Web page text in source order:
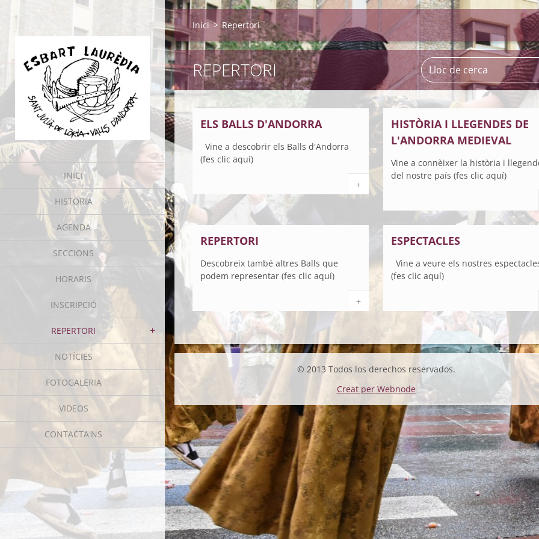
INICI
HISTÒRIA
AGENDA
SECCIONS
HORARIS
INSCRIPCIÓ
REPERTORI
NOTÍCIES
FOTOGALERIA
VIDEOS
CONTACTA'NS
Inici > Repertori
REPERTORI
ELS BALLS D'ANDORRA
Vine a descobrir els Balls d'Andorra
(fes clic aquí)
+
HISTÒRIA I LLEGENDES DE
L'ANDORRA MEDIEVAL
Vine a connèixer la història i
del nostre país (fes clic aquí)
REPERTORI
Descobreix també altres Balls que
podem representar (fes clic aquí)
+
ESPECTACLES
Vine a veure els nostres
(fes clic aquí)
© 2013 Todos los derechos reservados.
Creat per Webnode